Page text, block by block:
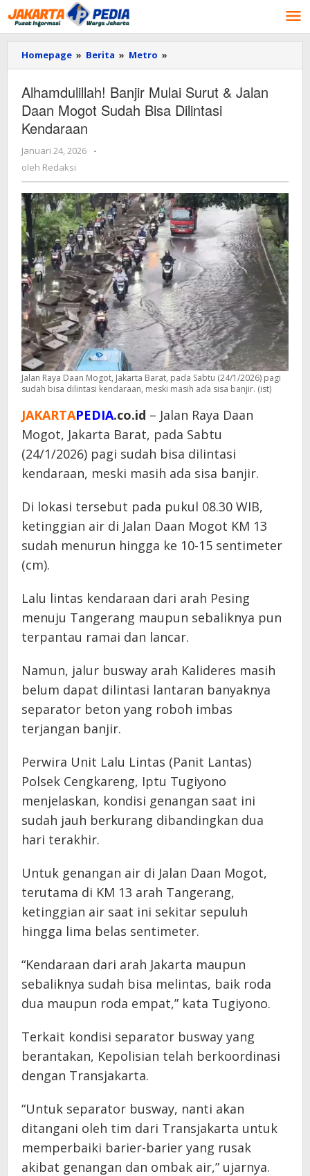
Lewati
ke
konten
Homepage » Berita » Metro »
Banjir
Surut
&
Dilintasi
Kendaraan
Alhamdulillah! Banjir Mulai Surut & Jalan
Daan Mogot Sudah Bisa Dilintasi
Kendaraan
Januari 24, 2026
oleh
-
oleh Redaksi
Jalan Raya Daan Mogot, Jakarta Barat, pada Sabtu (24/1/2026) pagi
sudah bisa dilintasi kendaraan, meski masih ada sisa banjir. (ist)
JAKARTAPEDIA.co.id – Jalan Raya Daan
Mogot, Jakarta Barat, pada Sabtu
(24/1/2026) pagi sudah bisa dilintasi
kendaraan, meski masih ada sisa banjir.
Di lokasi tersebut pada pukul 08.30 WIB,
ketinggian air di Jalan Daan Mogot KM 13
sudah menurun hingga ke 10-15 sentimeter
(cm).
Lalu lintas kendaraan dari arah Pesing
menuju Tangerang maupun sebaliknya pun
terpantau ramai dan lancar.
Namun, jalur busway arah Kalideres masih
belum dapat dilintasi lantaran banyaknya
separator beton yang roboh imbas
terjangan banjir.
Perwira Unit Lalu Lintas (Panit Lantas)
Polsek Cengkareng, Iptu Tugiyono
menjelaskan, kondisi genangan saat ini
sudah jauh berkurang dibandingkan dua
hari terakhir.
Untuk genangan air di Jalan Daan Mogot,
terutama di KM 13 arah Tangerang,
ketinggian air saat ini sekitar sepuluh
hingga lima belas sentimeter.
“Kendaraan dari arah Jakarta maupun
sebaliknya sudah bisa melintas, baik roda
dua maupun roda empat,” kata Tugiyono.
Terkait kondisi separator busway yang
berantakan, Kepolisian telah berkoordinasi
dengan Transjakarta.
“Untuk separator busway, nanti akan
ditangani oleh tim dari Transjakarta untuk
memperbaiki barier-barier yang rusak
akibat genangan dan ombak air,” ujarnya.